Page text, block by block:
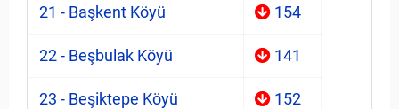
21 - Başkent Köyü 154
22 - Beşbulak Köyü 141
23 - Beşiktepe Köyü 152